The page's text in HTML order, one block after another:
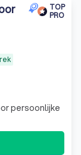
Trustoo
in
met
TOP
PRO
persoonlijke